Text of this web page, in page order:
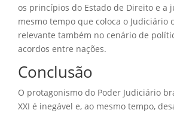
os princípios do Estado de Direito e a
mesmo tempo que coloca o Judiciário
relevante também no cenário de
acordos entre nações.
Conclusão
O protagonismo do Poder Judiciário
XXI é inegável e, ao mesmo tempo,